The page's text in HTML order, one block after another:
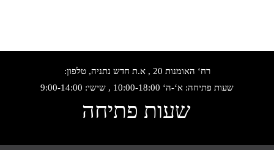
רח‘ האומנות 20 , א.ת חדש נתניה, טלפון:
שעות פתיחה: א‘-ה‘ 10:00-18:00 , שישי: 9:00-14:00
שעות פתיחה